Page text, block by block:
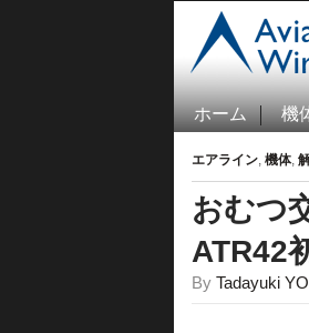
ホーム 機
エアライン, 機体,
おむつ
ATR42
By Tadayuki